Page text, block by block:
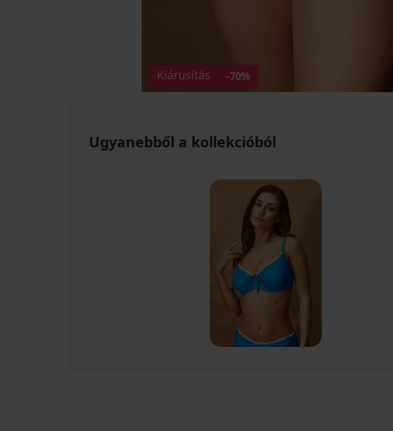
Kiárusítás -70%
Ugyanebből a kollekcióból